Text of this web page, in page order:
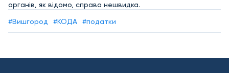
органів, як відомо, справа нешвидка.
#Вишгород #КОДА #податки